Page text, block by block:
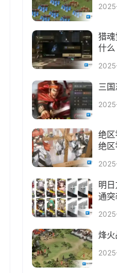
猎
什么
三
绝
绝区
明
通
烽